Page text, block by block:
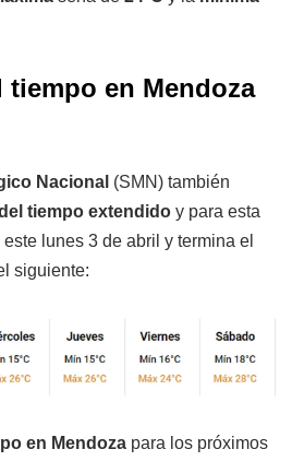
en Mendoza
Nacional (SMN) también
tiempo extendido y para esta
lunes 3 de abril y termina el
siguiente:
en Mendoza para los próximos